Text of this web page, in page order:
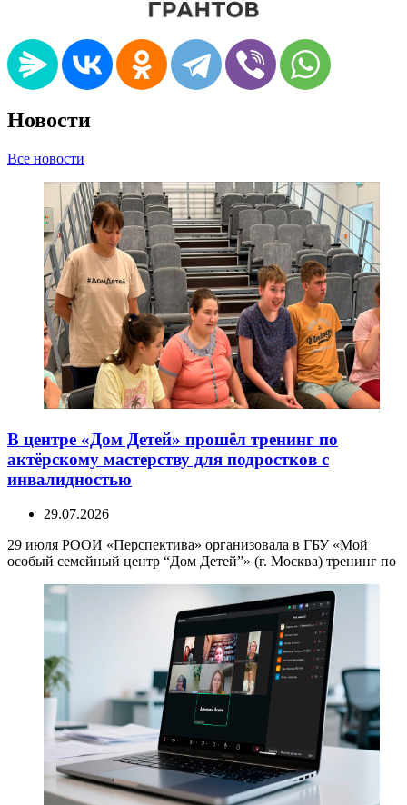
Новости
Все новости
В центре «Дом Детей» прошёл тренинг по
актёрскому мастерству для подростков с
инвалидностью
29.07.2026
29 июля РООИ «Перспектива» организовала в ГБУ «Мой
особый семейный центр “Дом Детей”» (г. Москва) тренинг по